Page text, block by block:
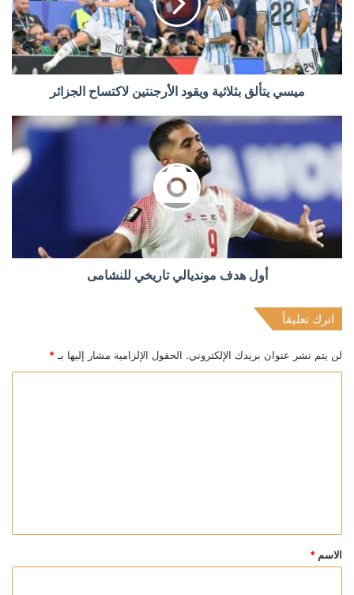
ميسي يتألق بثلاثية ويقود الأرجنتين لاكتساح الجزائر
أول هدف مونديالي تاريخي للنشامى
اترك تعليقاً
لن يتم نشر عنوان بريدك الإلكتروني. الحقول الإلزامية مشار إليها بـ *
*
الاسم *